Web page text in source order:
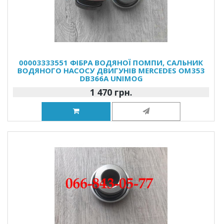
00003333551 ФІБРА ВОДЯНОЇ ПОМПИ, САЛЬНИК
ВОДЯНОГО НАСОСУ ДВИГУНІВ MERCEDES OM353
DB366A UNIMOG
1 470 грн.